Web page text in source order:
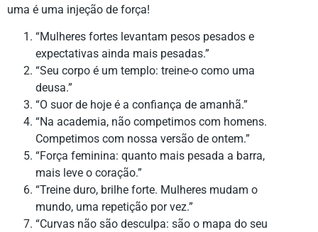
uma é uma injeção de força!
“Mulheres fortes levantam pesos pesados e
expectativas ainda mais pesadas.”
“Seu corpo é um templo: treine-o como uma
deusa.”
“O suor de hoje é a confiança de amanhã.”
“Na academia, não competimos com homens.
Competimos com nossa versão de ontem.”
“Força feminina: quanto mais pesada a barra,
mais leve o coração.”
“Treine duro, brilhe forte. Mulheres mudam o
mundo, uma repetição por vez.”
“Curvas não são desculpa: são o mapa do seu